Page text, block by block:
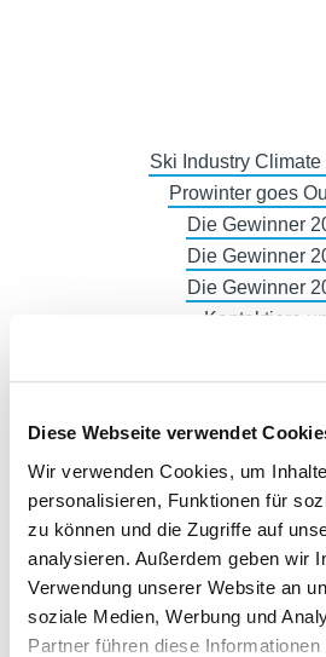
Diese Webseite verwendet
Wir verwenden Cookies, um
personalisieren, Funktionen für
zu können und die Zugriffe auf
analysieren. Außerdem geben wir
Verwendung unserer Website an
soziale Medien, Werbung und
Partner führen diese
Ski Industry Climate
Prowinter goes
Die Gewinner
Die Gewinner
Die Gewinner
Kontaktiere
Teilnahme
Werbung
Rechnungen